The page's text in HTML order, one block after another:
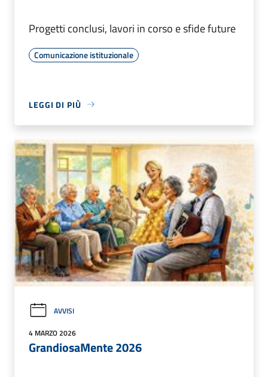
Progetti conclusi, lavori in corso e sfide future
Comunicazione istituzionale
LEGGI DI PIÙ
AVVISI
4 MARZO 2026
GrandiosaMente 2026